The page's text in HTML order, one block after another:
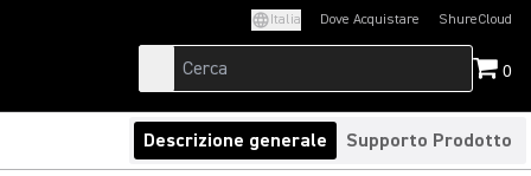
Italia Dove Acquistare ShureCloud
(Opens in a new
0
Descrizione generale Supporto Prodotto